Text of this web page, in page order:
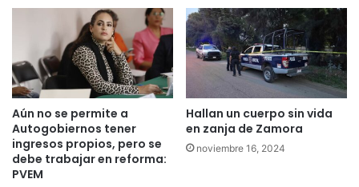
Aún no se permite a
Autogobiernos tener
ingresos propios, pero se
debe trabajar en reforma:
PVEM
Hallan un cuerpo sin vida
en zanja de Zamora
noviembre 16, 2024